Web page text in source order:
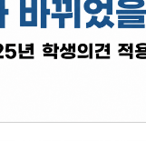
2026.05.21 이영원